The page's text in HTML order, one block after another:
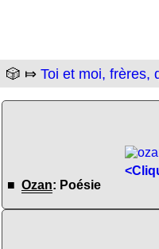
🎲 ⤇ Toi et moi, frères,
■ Ozan: Poésie